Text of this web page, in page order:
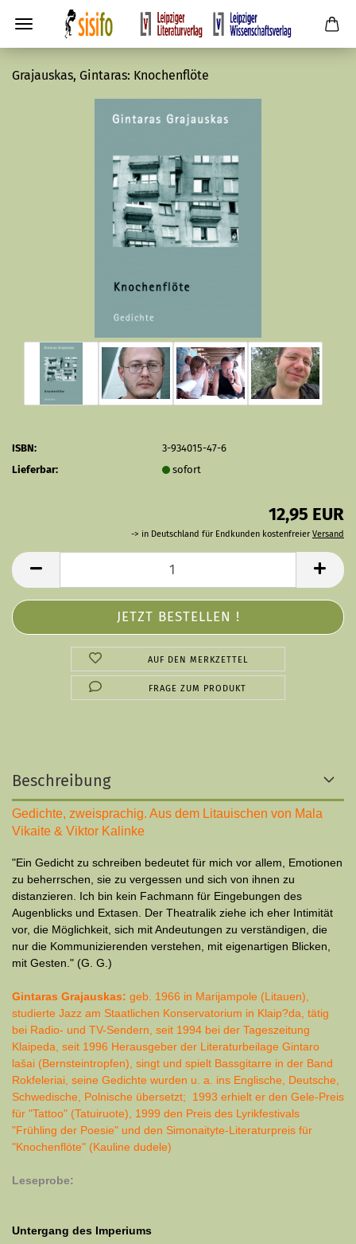
Grajauskas, Gintaras: Knochenflöte
ISBN:
3-934015-47-6
Lieferbar:
sofort
12,95 EUR
-> in Deutschland für Endkunden kostenfreier Versand
AUF DEN MERKZETTEL
FRAGE ZUM PRODUKT
Beschreibung
Gedichte, zweisprachig. Aus dem Litauischen von Mala
Vikaite & Viktor Kalinke
"Ein Gedicht zu schreiben bedeutet für mich vor allem, Emotionen
zu beherrschen, sie zu vergessen und sich von ihnen zu
distanzieren. Ich bin kein Fachmann für Eingebungen des
Augenblicks und Extasen. Der Theatralik ziehe ich eher Intimität
vor, die Möglichkeit, sich mit Andeutungen zu verständigen, die
nur die Kommunizierenden verstehen, mit eigenartigen Blicken,
mit Gesten." (G. G.)
Gintaras Grajauskas: geb. 1966 in Marijampole (Litauen),
studierte Jazz am Staatlichen Konservatorium in Klaip?da, tätig
bei Radio- und TV-Sendern, seit 1994 bei der Tageszeitung
Klaipeda, seit 1996 Herausgeber der Literaturbeilage Gintaro
lašai (Bernsteintropfen), singt und spielt Bassgitarre in der Band
Rokfeleriai, seine Gedichte wurden u. a. ins Englische, Deutsche,
Schwedische, Polnische übersetzt; 1993 erhielt er den Gele-Preis
für "Tattoo" (Tatuiruote), 1999 den Preis des Lyrikfestivals
"Frühling der Poesie" und den Simonaityte-Literaturpreis für
"Knochenflöte" (Kauline dudele)
Leseprobe:
Untergang des Imperiums